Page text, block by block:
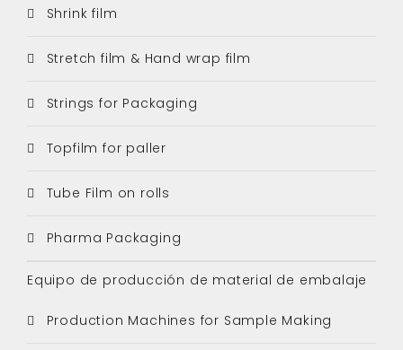
Shrink film
Stretch film & Hand wrap film
Strings for Packaging
Topfilm for paller
Tube Film on rolls
Pharma Packaging
Equipo de producción de material de embalaje
Production Machines for Sample Making